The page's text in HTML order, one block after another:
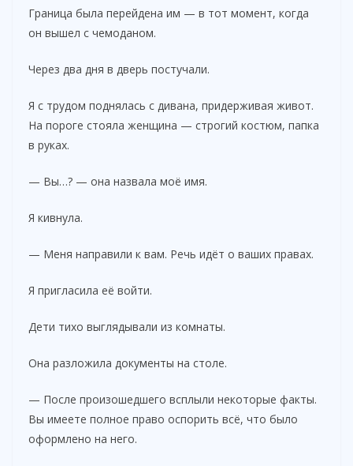
Граница была перейдена им — в тот момент, когда
он вышел с чемоданом.
Через два дня в дверь постучали.
Я с трудом поднялась с дивана, придерживая живот.
На пороге стояла женщина — строгий костюм, папка
в руках.
— Вы…? — она назвала моё имя.
Я кивнула.
— Меня направили к вам. Речь идёт о ваших правах.
Я пригласила её войти.
Дети тихо выглядывали из комнаты.
Она разложила документы на столе.
— После произошедшего всплыли некоторые факты.
Вы имеете полное право оспорить всё, что было
оформлено на него.